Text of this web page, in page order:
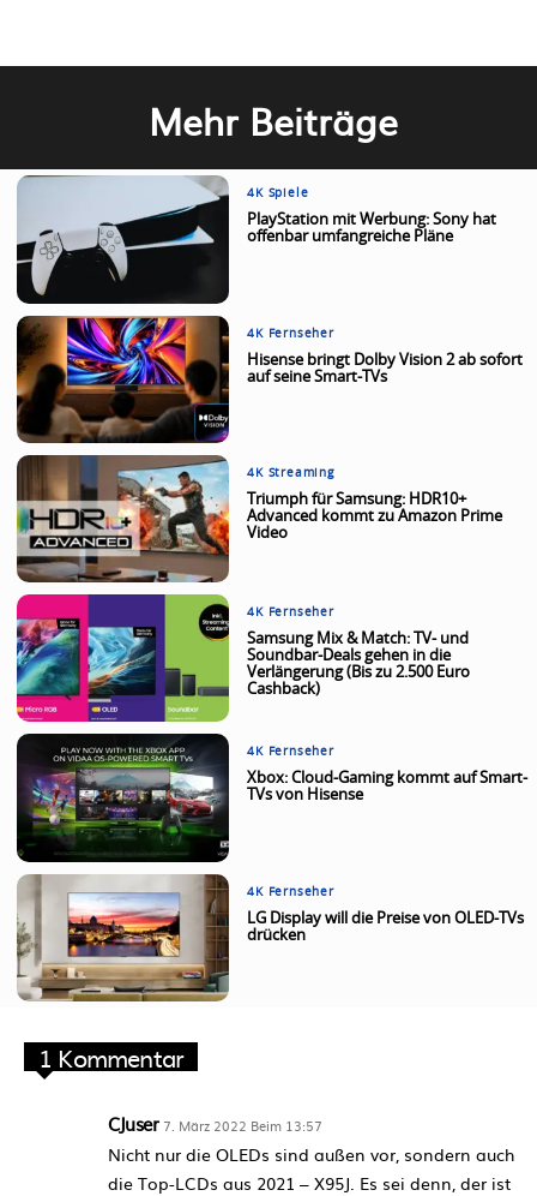
Mehr Beiträge
4K Spiele
PlayStation mit Werbung: Sony hat
offenbar umfangreiche Pläne
4K Fernseher
Hisense bringt Dolby Vision 2 ab sofort
auf seine Smart-TVs
4K Streaming
Triumph für Samsung: HDR10+
Advanced kommt zu Amazon Prime
Video
4K Fernseher
Samsung Mix & Match: TV- und
Soundbar-Deals gehen in die
Verlängerung (Bis zu 2.500 Euro
Cashback)
4K Fernseher
Xbox: Cloud-Gaming kommt auf Smart-
TVs von Hisense
4K Fernseher
LG Display will die Preise von OLED-TVs
drücken
1 Kommentar
CJuser 7. März 2022 Beim 13:57
Nicht nur die OLEDs sind außen vor, sondern auch
die Top-LCDs aus 2021 – X95J. Es sei denn, der ist